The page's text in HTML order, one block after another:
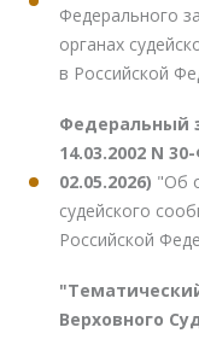
Федерального
органах
в Российской
Федеральный
14.03.2002 N
02.05.2026) "Об
судейского
Российской
Верховного